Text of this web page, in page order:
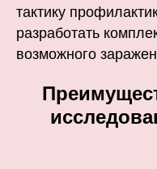
тактику
разработать
возможного